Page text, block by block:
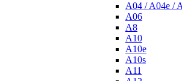
A04 / A04e /
A06
A8
A10
A10e
A10s
A11